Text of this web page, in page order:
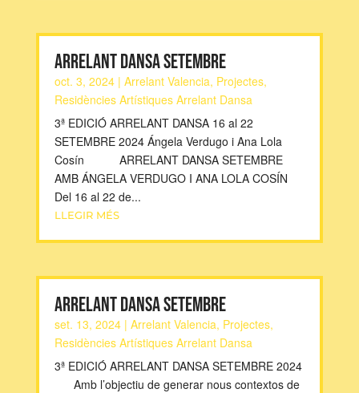
ARRELANT DANSA SETEMBRE
oct. 3, 2024| Arrelant Valencia, Projectes,
Residències Artístiques Arrelant Dansa
3ª EDICIÓ ARRELANT DANSA 16 al 22
SETEMBRE 2024 Ángela Verdugo i Ana Lola
Cosín ARRELANT DANSA SETEMBRE
AMB ÁNGELA VERDUGO I ANA LOLA COSÍN
Del 16 al 22 de...
LLEGIR MÉS
ARRELANT DANSA SETEMBRE
set. 13, 2024| Arrelant Valencia, Projectes,
Residències Artístiques Arrelant Dansa
3ª EDICIÓ ARRELANT DANSA SETEMBRE 2024
Amb l’objectiu de generar nous contextos de